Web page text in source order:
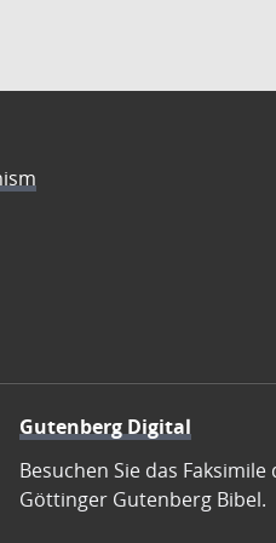
Gutenberg Digital
Besuchen Sie das Faksimile
Göttinger Gutenberg Bibel.